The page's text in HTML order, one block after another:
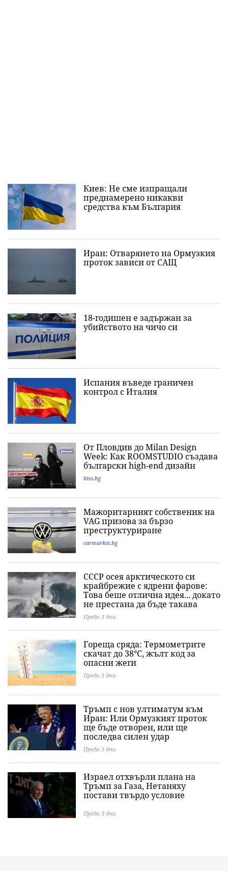
Киев: Не сме изпращали
преднамерено никакви
средства към България
Иран: Отварянето на Ормузкия
проток зависи от САЩ
18-годишен е задържан за
убийството на чичо си
Испания въведе граничен
контрол с Италия
От Пловдив до Milan Design
Week: Как ROOMSTUDIO създава
български high-end дизайн
biss.bg
Мажоритарният собственик на
VAG призова за бързо
преструктуриране
carmarket.bg
СССР осея арктическото си
крайбрежие с ядрени фарове:
Това беше отлична идея... докато
не престана да бъде такава
Преди 3 дни
Гореща сряда: Термометрите
скачат до 38°C, жълт код за
опасни жеги
Преди 3 дни
Тръмп с нов ултиматум към
Иран: Или Ормузкият проток
ще бъде отворен, или ще
последва силен удар
Преди 3 дни
Израел отхвърли плана на
Тръмп за Газа, Нетаняху
постави твърдо условие
Преди 3 дни